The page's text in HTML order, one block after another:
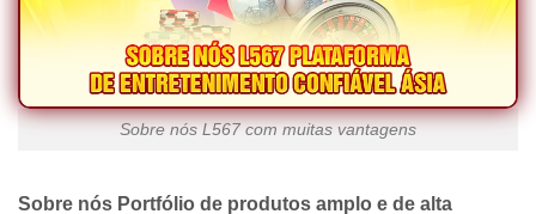
Sobre nós L567 com muitas vantagens
Sobre nós Portfólio de produtos amplo e de alta